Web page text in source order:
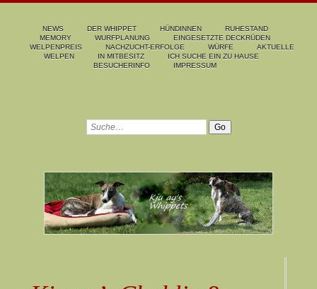
NEWS DER WHIPPET HÜNDINNEN
RUHESTAND
MEMORY
WURFPLANUNG
EINGESETZTE DECKRÜDEN
WELPENPREIS
NACHZUCHT-ERFOLGE WÜRFE
AKTUELLE
WELPEN
IN MITBESITZ
ICH SUCHE EIN ZU HAUSE
BESUCHERINFO
IMPRESSUM